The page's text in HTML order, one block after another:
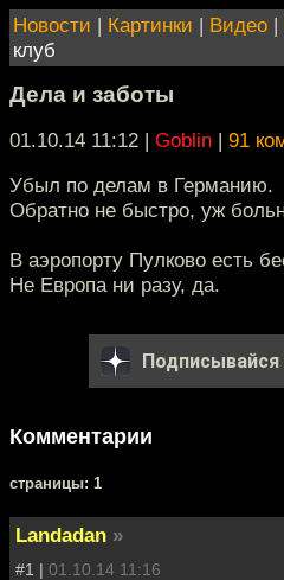
Новости | Картинки | Видео |
клуб
Дела и заботы
01.10.14 11:12 | Goblin | 91
Убыл по делам в Германию.
Обратно не быстро, уж
В аэропорту Пулково есть
Не Европа ни разу, да.
Подписывайся
Комментарии
cтраницы: 1
Landadan »
#1 | 01.10.14 11:16